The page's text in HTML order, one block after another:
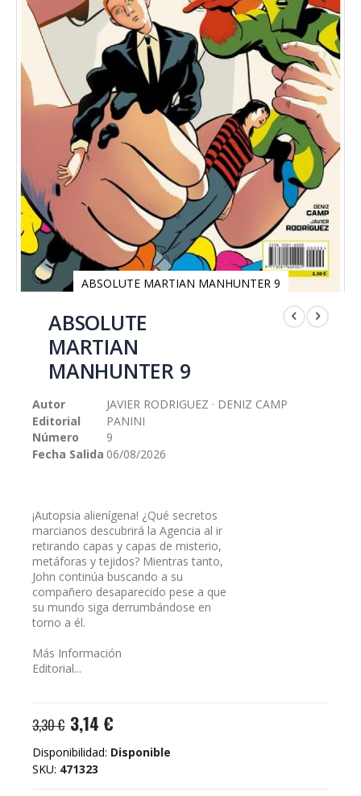
ABSOLUTE MARTIAN MANHUNTER 9
comienzo
imágenes
ABSOLUTE
MARTIAN
MANHUNTER 9
Autor
JAVIER RODRIGUEZ · DENIZ CAMP
Editorial
PANINI
Número
9
Fecha Salida 06/08/2026
¡Autopsia alienígena! ¿Qué secretos
marcianos descubrirá la Agencia al ir
retirando capas y capas de misterio,
metáforas y tejidos? Mientras tanto,
John continúa buscando a su
compañero desaparecido pese a que
su mundo siga derrumbándose en
torno a él.
Más Información
Editorial...
3,30 € 3,14 €
Disponibilidad: Disponible
SKU 471323